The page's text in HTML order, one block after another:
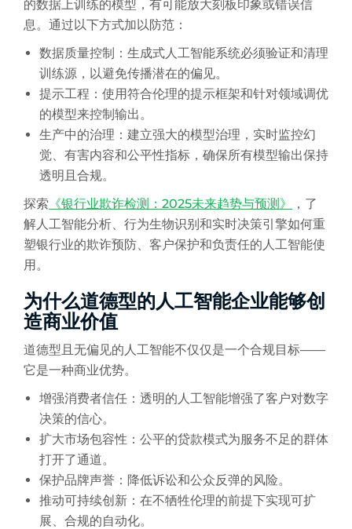
的数据上训练的模型，有可能放大刻板印象或错误信
息。通过以下方式加以防范：
数据质量控制：生成式人工智能系统必须验证和清理
训练源，以避免传播潜在的偏见。
提示工程：使用符合伦理的提示框架和针对领域调优
的模型来控制输出。
生产中的治理：建立强大的模型治理，实时监控幻
觉、有害内容和公平性指标，确保所有模型输出保持
透明且合规。
探索 《银行业欺诈检测：2025未来趋势与预测》
，了
解人工智能分析、行为生物识别和实时决策引擎如何重
塑银行业的欺诈预防、客户保护和负责任的人工智能使
用。
为什么道德型的人工智能企业能够创
造商业价值
道德型且无偏见的人工智能不仅仅是一个合规目标——
它是一种商业优势。
增强消费者信任：透明的人工智能增强了客户对数字
决策的信心。
扩大市场包容性：公平的贷款模式为服务不足的群体
打开了通道。
保护品牌声誉：降低诉讼和公众反弹的风险。
推动可持续创新：在不牺牲伦理的前提下实现可扩
展、合规的自动化。